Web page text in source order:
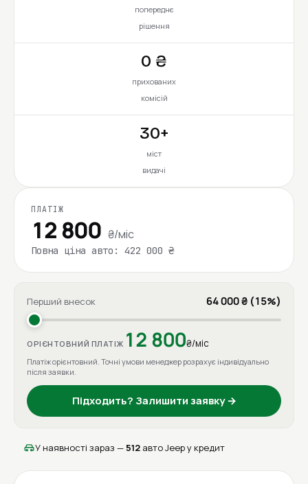
попереднє
рішення
0 ₴
прихованих
комісій
30+
міст
видачі
ПЛАТІЖ
12 800 ₴/міс
Повна ціна авто: 422 000 ₴
Перший внесок 64 000 ₴ (15%)
ОРІЄНТОВНИЙ ПЛАТІЖ 12 800₴/міс
Платіж орієнтовний. Точні умови менеджер розрахує індивідуально
після заявки.
Підходить? Залишити заявку →
У наявності зараз —512 авто Jeep у кредит